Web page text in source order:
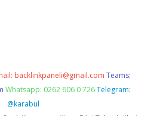
backlinkpaneli@gmail.com Teams:
Whatsapp: 0262 606 0 726 Telegram:
@karabul